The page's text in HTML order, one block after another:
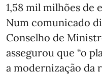
1,58 mil milhões de
Num comunicado
Conselho de
assegurou que “o
a modernização da